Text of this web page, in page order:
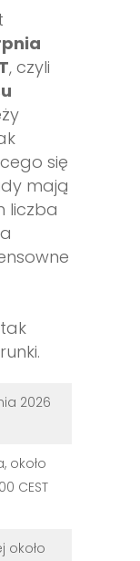
, czyli
się
mają
liczba
2026
około
CEST
około